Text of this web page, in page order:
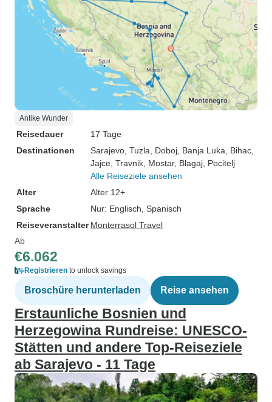
Antike Wunder
Reisedauer
17 Tage
Destinationen
Sarajevo , Tuzla , Doboj , Banja Luka , Bihac
Jajce , Travnik , Mostar, Blagaj , Pocitelj
Alle Reiseziele ansehen
Alter
Alter 12+
Sprache
Nur: Englisch, Spanisch
Reiseveranstalter Monterrasol Travel
Ab
€6.062
Registrieren to unlock savings
Broschüre herunterladen Reise ansehen
Erstaunliche Bosnien und
Herzegowina Rundreise: UNESCO-
Stätten und andere Top-Reiseziele
ab Sarajevo - 11 Tage